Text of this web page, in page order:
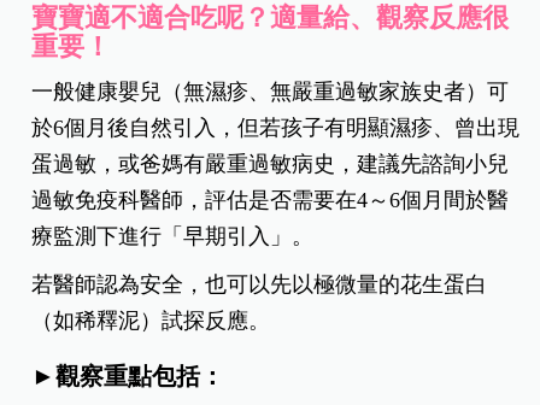
寶寶適不適合吃呢？適量給、觀察反應很
重要！
一般健康嬰兒（無濕疹、無嚴重過敏家族史者）可
於6個月後自然引入，但若孩子有明顯濕疹、曾出現
蛋過敏，或爸媽有嚴重過敏病史，建議先諮詢小兒
過敏免疫科醫師，評估是否需要在4～6個月間於醫
療監測下進行「早期引入」。
若醫師認為安全，也可以先以極微量的花生蛋白
（如稀釋泥）試探反應。
►觀察重點包括：